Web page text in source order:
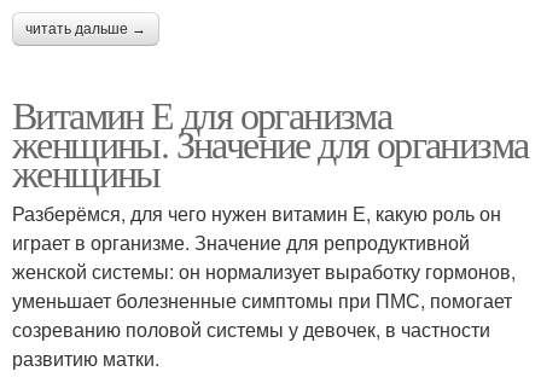
читать дальше →
Витамин Е для организма
женщины. Значение для организма
женщины
Разберёмся, для чего нужен витамин Е, какую роль он
играет в организме. Значение для репродуктивной
женской системы: он нормализует выработку гормонов,
уменьшает болезненные симптомы при ПМС, помогает
созреванию половой системы у девочек, в частности
развитию матки.